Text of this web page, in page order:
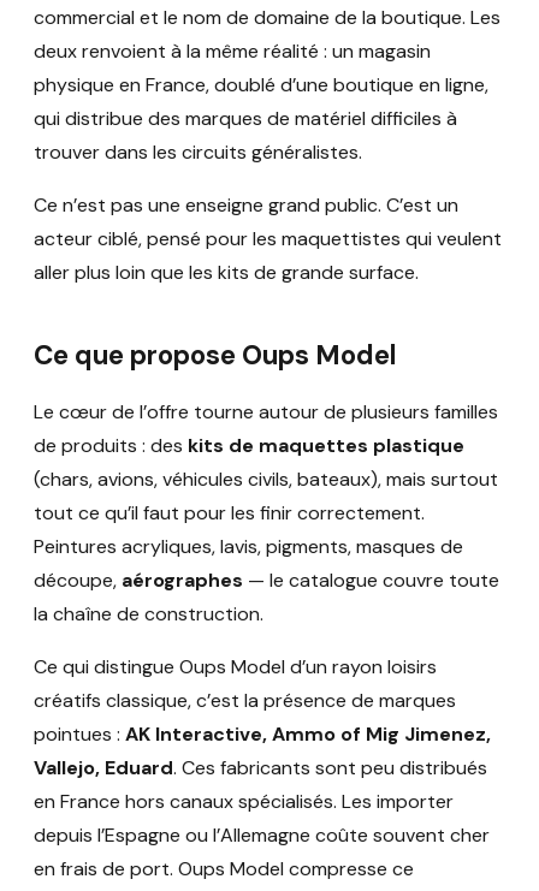
commercial et le nom de domaine de la boutique. Les
deux renvoient à la même réalité : un magasin
physique en France, doublé d’une boutique en ligne,
qui distribue des marques de matériel difficiles à
trouver dans les circuits généralistes.
Ce n’est pas une enseigne grand public. C’est un
acteur ciblé, pensé pour les maquettistes qui veulent
aller plus loin que les kits de grande surface.
Ce que propose Oups Model
Le cœur de l’offre tourne autour de plusieurs familles
de produits : des kits de maquettes plastique
(chars, avions, véhicules civils, bateaux), mais surtout
tout ce qu’il faut pour les finir correctement.
Peintures acryliques, lavis, pigments, masques de
découpe, aérographes — le catalogue couvre toute
la chaîne de construction.
Ce qui distingue Oups Model d’un rayon loisirs
créatifs classique, c’est la présence de marques
pointues : AK Interactive, Ammo of Mig Jimenez,
Vallejo, Eduard. Ces fabricants sont peu distribués
en France hors canaux spécialisés. Les importer
depuis l’Espagne ou l’Allemagne coûte souvent cher
en frais de port. Oups Model compresse ce